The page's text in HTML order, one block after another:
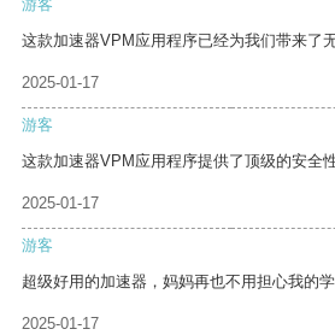
游客
这款加速器VPM应用程序已经为我们带来了
2025-01-17
游客
这款加速器VPM应用程序提供了顶级的安全
2025-01-17
游客
超级好用的加速器，妈妈再也不用担心我的学
2025-01-17